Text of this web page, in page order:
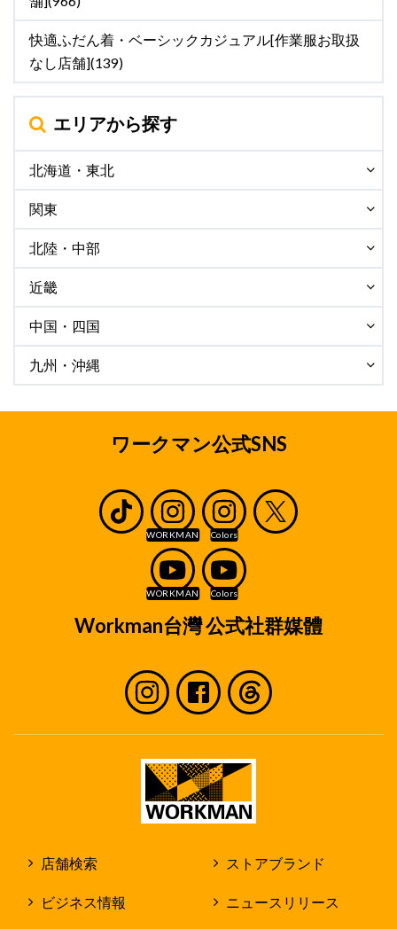
快適ふだん着・ベーシックカジュアル[作業服お取扱
なし店舗](139)
エリアから探す
北海道・東北
関東
北陸・中部
近畿
中国・四国
九州・沖縄
ワークマン公式SNS
Workman台灣 公式社群媒體
店舗検索 ストアブランド
ビジネス情報 ニュースリリース